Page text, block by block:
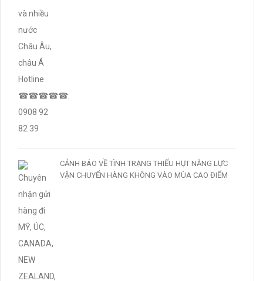
CẢNH BÁO VỀ TÌNH TRẠNG THIẾU HỤT NĂNG LỰC
VẬN CHUYỂN HÀNG KHÔNG VÀO MÙA CAO ĐIỂM